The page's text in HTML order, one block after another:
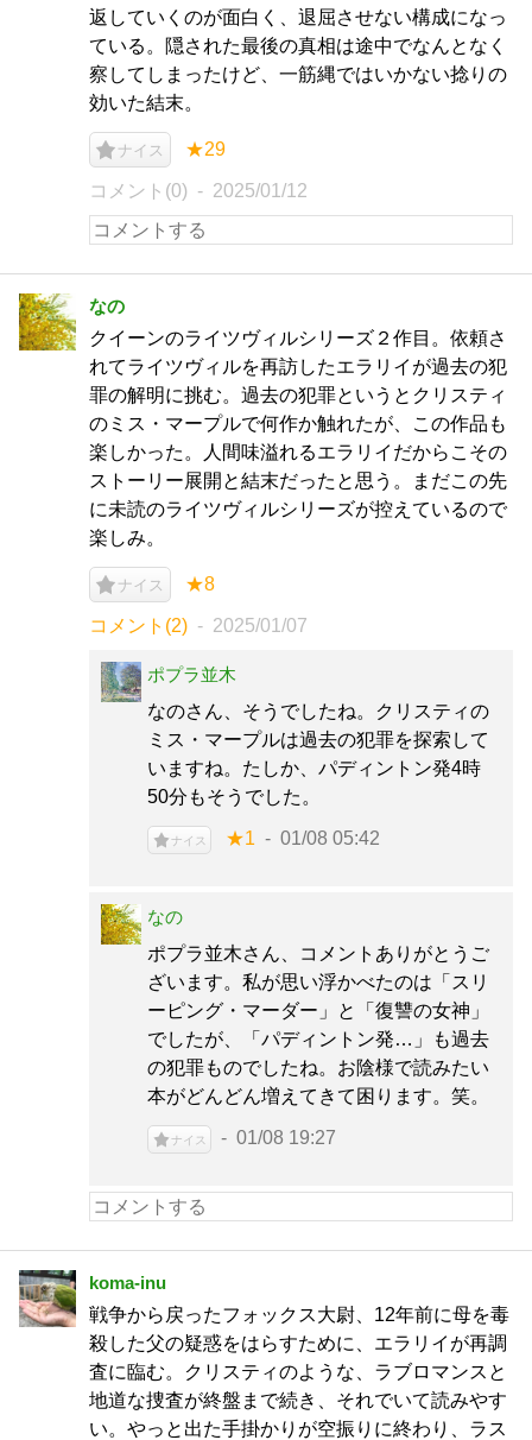
返していくのが面白く、退屈させない構成になっ
ている。隠された最後の真相は途中でなんとなく
察してしまったけど、一筋縄ではいかない捻りの
効いた結末。
ナイス ★29
コメント(0) 2025/01/12
なの
クイーンのライツヴィルシリーズ２作目。依頼さ
れてライツヴィルを再訪したエラリイが過去の犯
罪の解明に挑む。過去の犯罪というとクリスティ
のミス・マープルで何作か触れたが、この作品も
楽しかった。人間味溢れるエラリイだからこその
ストーリー展開と結末だったと思う。まだこの先
に未読のライツヴィルシリーズが控えているので
楽しみ。
ナイス ★8
コメント(2) 2025/01/07
ポプラ並木
なのさん、そうでしたね。クリスティの
ミス・マープルは過去の犯罪を探索して
いますね。たしか、パディントン発4時
50分もそうでした。
ナイス ★1 01/08 05:42
なの
ポプラ並木さん、コメントありがとうご
ざいます。私が思い浮かべたのは「スリ
ーピング・マーダー」と「復讐の女神」
でしたが、「パディントン発…」も過去
の犯罪ものでしたね。お陰様で読みたい
本がどんどん増えてきて困ります。笑。
ナイス 01/08 19:27
koma-inu
戦争から戻ったフォックス大尉、12年前に母を毒
殺した父の疑惑をはらすために、エラリイが再調
査に臨む。クリスティのような、ラブロマンスと
地道な捜査が終盤まで続き、それでいて読みやす
い。やっと出た手掛かりが空振りに終わり、ラス